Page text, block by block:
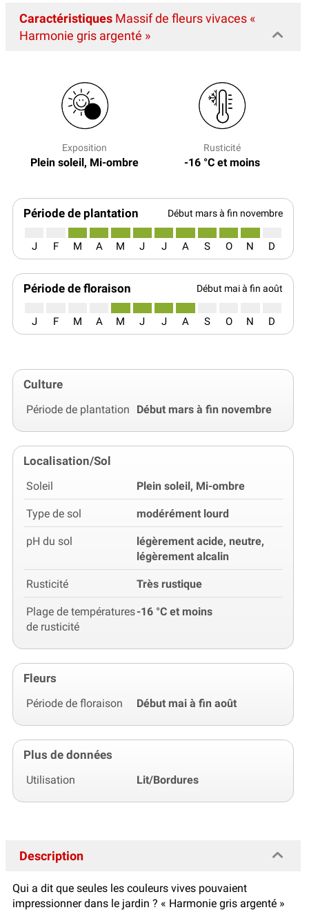
Caractéristiques Massif de fleurs vivaces «
Harmonie gris argenté »
Exposition
Plein soleil, Mi-ombre
Rusticité
-16 °C et moins
Période de plantation Début mars à fin novembre
J F M A M J J A S O N D
Période de floraison Début mai à fin août
J F M A M J J A S O N D
Culture
Période de plantation Début mars à fin novembre
Localisation/Sol
Soleil Plein soleil, Mi-ombre
Type de sol modérément lourd
pH du sol
légèrement acide, neutre,
légèrement alcalin
Rusticité Très rustique
Plage de températures
de rusticité
-16 °C et moins
Fleurs
Période de floraison Début mai à fin août
Plus de données
Utilisation Lit/Bordures
Description
Qui a dit que seules les couleurs vives pouvaient
impressionner dans le jardin ? « Harmonie gris argenté »